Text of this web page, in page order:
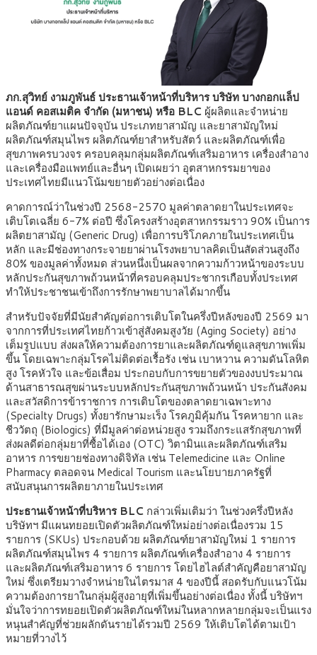
ภก.สุวิทย์ งามภูพันธ์ ประธานเจ้าหน้าที่บริหาร บริษัท บางกอกแล็ป
แอนด์ คอสเมติค จำกัด (มหาชน) หรือ BLC ผู้ผลิตและจำหน่าย
ผลิตภัณฑ์ยาแผนปัจจุบัน ประเภทยาสามัญ และยาสามัญใหม่
ผลิตภัณฑ์สมุนไพร ผลิตภัณฑ์ยาสำหรับสัตว์ และผลิตภัณฑ์เพื่อ
สุขภาพครบวงจร ครอบคลุมกลุ่มผลิตภัณฑ์เสริมอาหาร เครื่องสำอาง
และเครื่องมือแพทย์และอื่นๆ เปิดเผยว่า อุตสาหกรรมยาของ
ประเทศไทยมีแนวโน้มขยายตัวอย่างต่อเนื่อง
คาดการณ์ว่าในช่วงปี 2568-2570 มูลค่าตลาดยาในประเทศจะ
เติบโตเฉลี่ย 6-7% ต่อปี ซึ่งโครงสร้างอุตสาหกรรมราว 90% เป็นการ
ผลิตยาสามัญ (Generic Drug) เพื่อการบริโภคภายในประเทศเป็น
หลัก และมีช่องทางกระจายยาผ่านโรงพยาบาลคิดเป็นสัดส่วนสูงถึง
80% ของมูลค่าทั้งหมด ส่วนหนึ่งเป็นผลจากความก้าวหน้าของระบบ
หลักประกันสุขภาพถ้วนหน้าที่ครอบคลุมประชากรเกือบทั้งประเทศ
ทำให้ประชาชนเข้าถึงการรักษาพยาบาลได้มากขึ้น
สำหรับปัจจัยที่มีนัยสำคัญต่อการเติบโตในครึ่งปีหลังของปี 2569 มา
จากการที่ประเทศไทยก้าวเข้าสู่สังคมสูงวัย (Aging Society) อย่าง
เต็มรูปแบบ ส่งผลให้ความต้องการยาและผลิตภัณฑ์ดูแลสุขภาพเพิ่ม
ขึ้น โดยเฉพาะกลุ่มโรคไม่ติดต่อเรื้อรัง เช่น เบาหวาน ความดันโลหิต
สูง โรคหัวใจ และข้อเสื่อม ประกอบกับการขยายตัวของงบประมาณ
ด้านสาธารณสุขผ่านระบบหลักประกันสุขภาพถ้วนหน้า ประกันสังคม
และสวัสดิการข้าราชการ การเติบโตของตลาดยาเฉพาะทาง
(Specialty Drugs) ทั้งยารักษามะเร็ง โรคภูมิคุ้มกัน โรคหายาก และ
ชีววัตถุ (Biologics) ที่มีมูลค่าต่อหน่วยสูง รวมถึงกระแสรักสุขภาพที่
ส่งผลดีต่อกลุ่มยาที่ซื้อได้เอง (OTC) วิตามินและผลิตภัณฑ์เสริม
อาหาร การขยายช่องทางดิจิทัล เช่น Telemedicine และ Online
Pharmacy ตลอดจน Medical Tourism และนโยบายภาครัฐที่
สนับสนุนการผลิตยาภายในประเทศ
ประธานเจ้าหน้าที่บริหาร BLC กล่าวเพิ่มเติมว่า ในช่วงครึ่งปีหลัง
บริษัทฯ มีแผนทยอยเปิดตัวผลิตภัณฑ์ใหม่อย่างต่อเนื่องรวม 15
รายการ (SKUs) ประกอบด้วย ผลิตภัณฑ์ยาสามัญใหม่ 1 รายการ
ผลิตภัณฑ์สมุนไพร 4 รายการ ผลิตภัณฑ์เครื่องสำอาง 4 รายการ
และผลิตภัณฑ์เสริมอาหาร 6 รายการ โดยไฮไลต์สำคัญคือยาสามัญ
ใหม่ ซึ่งเตรียมวางจำหน่ายในไตรมาส 4 ของปีนี้ สอดรับกับแนวโน้ม
ความต้องการยาในกลุ่มผู้สูงอายุที่เพิ่มขึ้นอย่างต่อเนื่อง ทั้งนี้ บริษัทฯ
มั่นใจว่าการทยอยเปิดตัวผลิตภัณฑ์ใหม่ในหลากหลายกลุ่มจะเป็นแรง
หนุนสำคัญที่ช่วยผลักดันรายได้รวมปี 2569 ให้เติบโตได้ตามเป้า
หมายที่วางไว้